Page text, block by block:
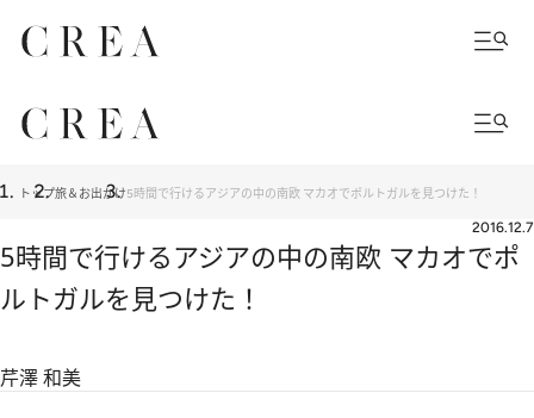
トップ旅＆お出かけ5時間で行けるアジアの中の南欧 マカオでポルトガルを見つけた！
2016.12.7
5時間で行けるアジアの中の南欧 マカオでポ
ルトガルを見つけた！
芹澤 和美